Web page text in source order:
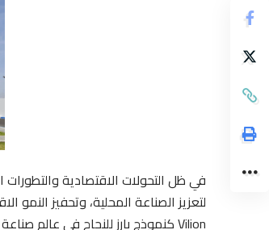
في ظل التحولات الاقتصادية والتطورات
لتعزيز الصناعة المحلية، وتحفيز
Vilion كنموذج بارز للنجاح في عالم صناعة مستحضرات التجميل بالمغرب.